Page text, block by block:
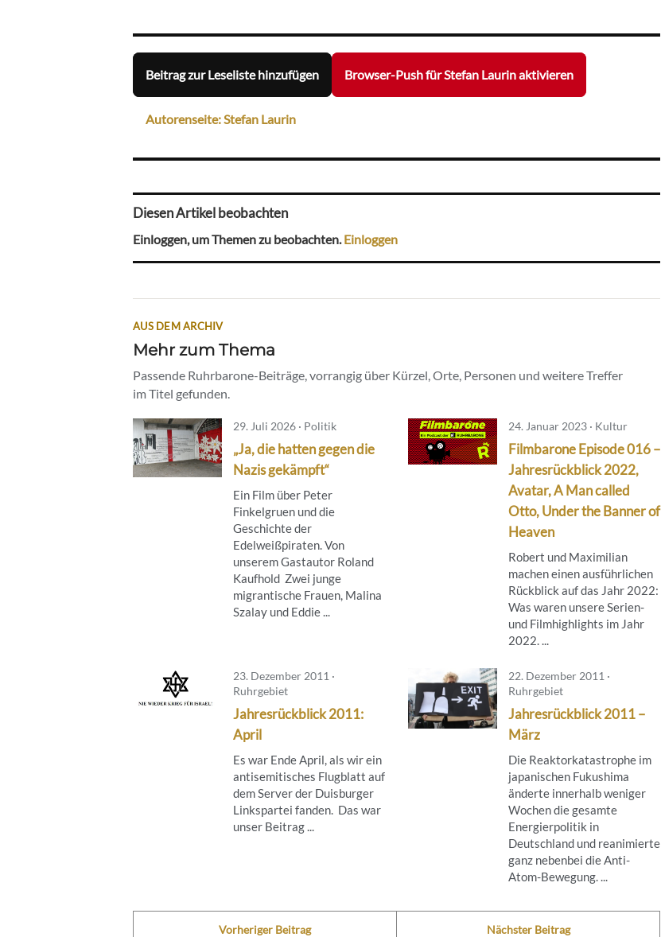
Beitrag zur Leseliste hinzufügen Browser-Push für Stefan Laurin aktivieren
Autorenseite: Stefan Laurin
Diesen Artikel beobachten
Einloggen, um Themen zu beobachten.Einloggen
AUS DEM ARCHIV
Mehr zum Thema
Passende Ruhrbarone-Beiträge, vorrangig über Kürzel, Orte, Personen und weitere Treffer
im Titel gefunden.
29. Juli 2026 · Politik
„Ja, die hatten gegen die
Nazis gekämpft“
Ein Film über Peter
Finkelgruen und die
Geschichte der
Edelweißpiraten. Von
unserem Gastautor Roland
Kaufhold Zwei junge
migrantische Frauen, Malina
Szalay und Eddie ...
24. Januar 2023 · Kultur
Filmbarone Episode 016 –
Jahresrückblick 2022,
Avatar, A Man called
Otto, Under the Banner of
Heaven
Robert und Maximilian
machen einen ausführlichen
Rückblick auf das Jahr 2022:
Was waren unsere Serien-
und Filmhighlights im Jahr
2022. ...
23. Dezember 2011 ·
Ruhrgebiet
Jahresrückblick 2011:
April
Es war Ende April, als wir ein
antisemitisches Flugblatt auf
dem Server der Duisburger
Linkspartei fanden. Das war
unser Beitrag ...
22. Dezember 2011 ·
Ruhrgebiet
Jahresrückblick 2011 –
März
Die Reaktorkatastrophe im
japanischen Fukushima
änderte innerhalb weniger
Wochen die gesamte
Energierpolitik in
Deutschland und reanimierte
ganz nebenbei die Anti-
Atom-Bewegung. ...
Vorheriger Beitrag Nächster Beitrag